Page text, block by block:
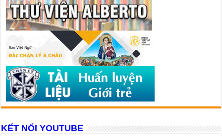
KẾT NỐI YOUTUBE